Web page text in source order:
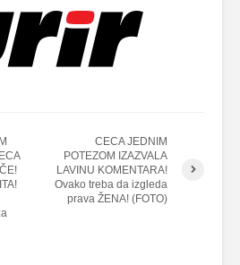
CECA JEDNIM
POTEZOM IZAZVALA
LAVINU KOMENTARA!
Ovako treba da izgleda
prava ŽENA! (FOTO)